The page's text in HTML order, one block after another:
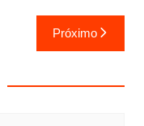
Próximo